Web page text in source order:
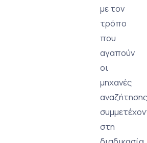
με τον
τρόπο
που
αγαπούν
οι
μηχανές
αναζήτησης
στη